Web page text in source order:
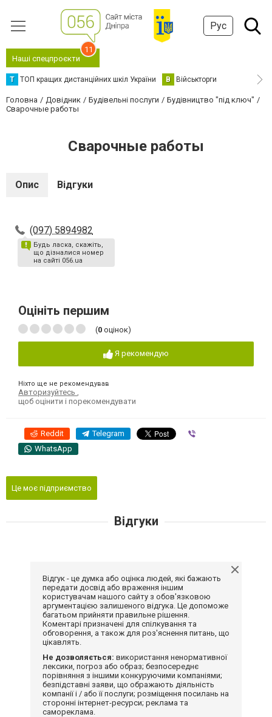
Рус
Наші спецпроєкти
11
Т ТОП кращих дистанційних шкіл України В Військторги
Головна Довідник Будівельні послуги
Будівництво "під ключ"
Сварочные работы
Сварочные работы
Опис Відгуки
(097) 5894982
Будь ласка, скажіть,
що дізналися номер
на сайті 056.ua
Оцініть першим
(0 оцінок)
Я рекомендую
Ніхто ще не рекомендував
Авторизуйтесь
щоб оцінити і порекомендувати
Reddit Telegram
WhatsApp
Це моє підприємство
Відгуки
Відгук - це думка або оцінка людей, які бажають
передати досвід або враження іншим
користувачам нашого сайту з обов'язковою
аргументацією залишеного відгука. Це допоможе
багатьом прийняти правильне рішення.
Коментарі призначені для спілкування та
обговорення, а також для роз'яснення питань, що
цікавлять.
Не дозволяється: використання ненормативної
лексики, погроз або образ; безпосереднє
порівняння з іншими конкуруючими компаніями;
безпідставні заяви, що ображають діяльність
компанії і / або її послуги; розміщення посилань на
сторонні інтернет-ресурси; реклама та
самореклама.